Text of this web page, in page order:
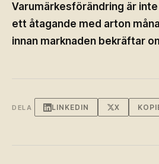
Varumärkesförändring är
ett åtagande med arton
innan marknaden bekräftar
DELA LINKEDIN X